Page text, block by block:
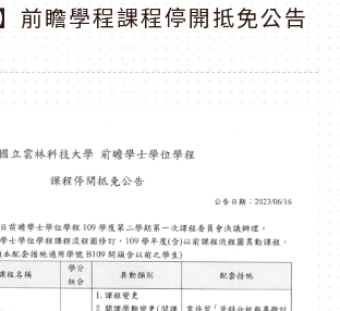
前瞻學程課程停開抵免公告